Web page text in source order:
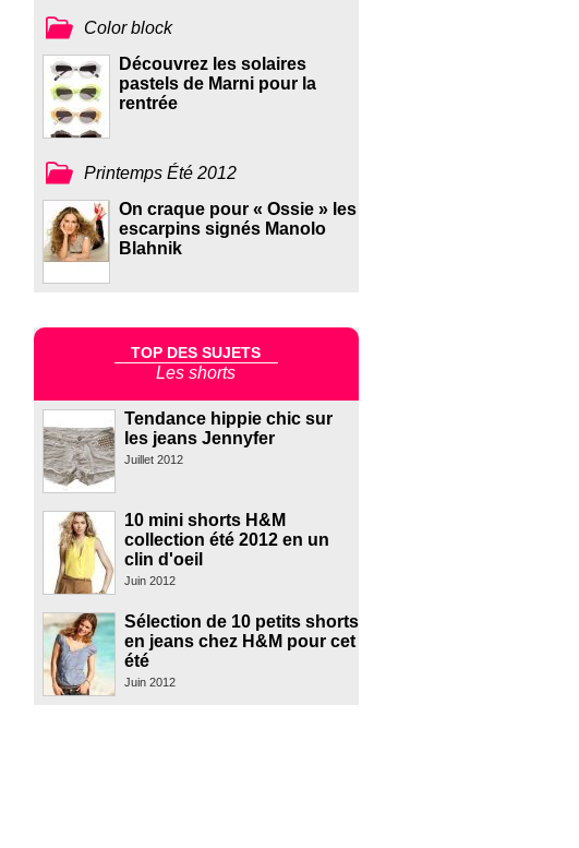
Color block
Découvrez les solaires
pastels de Marni pour la
rentrée
Printemps Été 2012
On craque pour « Ossie » les
escarpins signés Manolo
Blahnik
TOP DES SUJETS
Les shorts
Tendance hippie chic sur
les jeans Jennyfer
Juillet 2012
10 mini shorts H&M
collection été 2012 en un
clin d'oeil
Juin 2012
Sélection de 10 petits shorts
en jeans chez H&M pour cet
été
Juin 2012